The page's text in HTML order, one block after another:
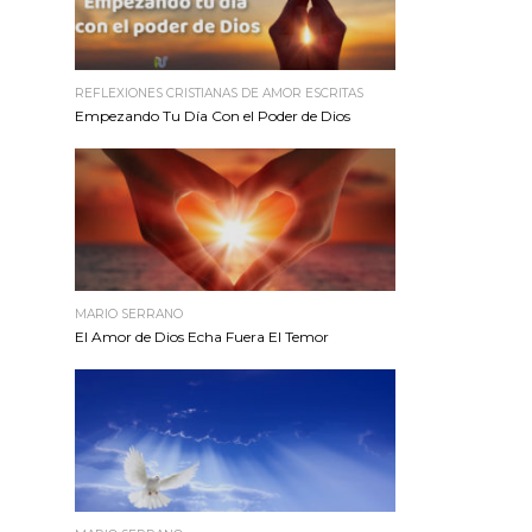
REFLEXIONES CRISTIANAS DE AMOR ESCRITAS
Empezando Tu Día Con el Poder de Dios
MARIO SERRANO
El Amor de Dios Echa Fuera El Temor